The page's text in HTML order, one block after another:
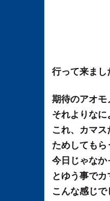
行って来まし
期待のアオモ
それよりなに
これ、カマ
ためしても
今日じゃなか
とゆう事で
こんな感じで